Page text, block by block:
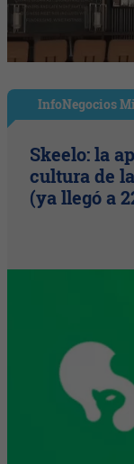
InfoNegocios
Skeelo: la
cultura de
(ya llegó a